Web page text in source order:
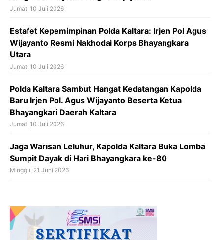
Jumat, 10 Juli 2026
Estafet Kepemimpinan Polda Kaltara: Irjen Pol Agus
Wijayanto Resmi Nakhodai Korps Bhayangkara
Utara
Jumat, 10 Juli 2026
Polda Kaltara Sambut Hangat Kedatangan Kapolda
Baru Irjen Pol. Agus Wijayanto Beserta Ketua
Bhayangkari Daerah Kaltara
Jumat, 10 Juli 2026
Jaga Warisan Leluhur, Kapolda Kaltara Buka Lomba
Sumpit Dayak di Hari Bhayangkara ke-80
Minggu, 21 Juni 2026